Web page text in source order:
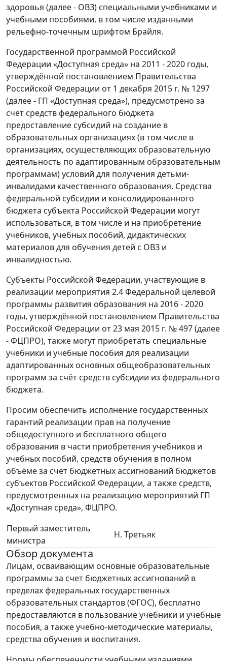
здоровья (далее - ОВЗ) специальными учебниками и
учебными пособиями, в том числе изданными
рельефно-точечным шрифтом Брайля.
Государственной программой Российской
Федерации «Доступная среда» на 2011 - 2020 годы,
утверждённой постановлением Правительства
Российской Федерации от 1 декабря 2015 г. № 1297
(далее - ГП «Доступная среда»), предусмотрено за
счёт средств федерального бюджета
предоставление субсидий на создание в
образовательных организациях (в том числе в
организациях, осуществляющих образовательную
деятельность по адаптированным образовательным
программам) условий для получения детьми-
инвалидами качественного образования. Средства
федеральной субсидии и консолидированного
бюджета субъекта Российской Федерации могут
использоваться, в том числе и на приобретение
учебников, учебных пособий, дидактических
материалов для обучения детей с ОВЗ и
инвалидностью.
Субъекты Российской Федерации, участвующие в
реализации мероприятия 2.4 Федеральной целевой
программы развития образования на 2016 - 2020
годы, утверждённой постановлением Правительства
Российской Федерации от 23 мая 2015 г. № 497 (далее
- ФЦПРО), также могут приобретать специальные
учебники и учебные пособия для реализации
адаптированных основных общеобразовательных
программ за счёт средств субсидии из федерального
бюджета.
Просим обеспечить исполнение государственных
гарантий реализации прав на получение
общедоступного и бесплатного общего
образования в части приобретения учебников и
учебных пособий, средств обучения в полном
объёме за счёт бюджетных ассигнований бюджетов
субъектов Российской Федерации, а также средств,
предусмотренных на реализацию мероприятий ГП
«Доступная среда», ФЦПРО.
Первый заместитель
министра
Н. Третьяк
Обзор документа
Лицам, осваивающим основные образовательные
программы за счет бюджетных ассигнований в
пределах федеральных государственных
образовательных стандартов (ФГОС), бесплатно
предоставляются в пользование учебники и учебные
пособия, а также учебно-методические материалы,
средства обучения и воспитания.